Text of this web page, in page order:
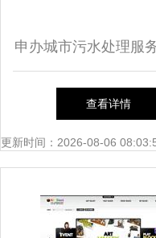
申办城市污水处理服
质证书一级与餐饮企
务的协同发展路
查看详情
更新时间：2026-08-06